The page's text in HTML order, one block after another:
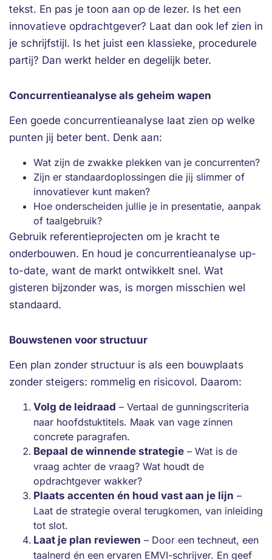
tekst. En pas je toon aan op de lezer. Is het een
innovatieve opdrachtgever? Laat dan ook lef zien in
je schrijfstijl. Is het juist een klassieke, procedurele
partij? Dan werkt helder en degelijk beter.
Concurrentieanalyse als geheim wapen
Een goede concurrentieanalyse laat zien op welke
punten jij beter bent. Denk aan:
Wat zijn de zwakke plekken van je concurrenten?
Zijn er standaardoplossingen die jij slimmer of
innovatiever kunt maken?
Hoe onderscheiden jullie je in presentatie, aanpak
of taalgebruik?
Gebruik referentieprojecten om je kracht te
onderbouwen. En houd je concurrentieanalyse up-
to-date, want de markt ontwikkelt snel. Wat
gisteren bijzonder was, is morgen misschien wel
standaard.
Bouwstenen voor structuur
Een plan zonder structuur is als een bouwplaats
zonder steigers: rommelig en risicovol. Daarom:
Volg de leidraad – Vertaal de gunningscriteria
naar hoofdstuktitels. Maak van vage zinnen
concrete paragrafen.
Bepaal de winnende strategie – Wat is de
vraag achter de vraag? Wat houdt de
opdrachtgever wakker?
Plaats accenten én houd vast aan je lijn –
Laat de strategie overal terugkomen, van inleiding
tot slot.
Laat je plan reviewen – Door een techneut, een
taalnerd én een ervaren EMVI-schrijver. En geef